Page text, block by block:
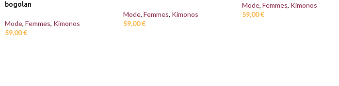
bogolan
Mode, Femmes, Kimonos
59,00€
Mode, Femmes, Kimonos
59,00€
Mode, Femmes, Kimonos
59,00€